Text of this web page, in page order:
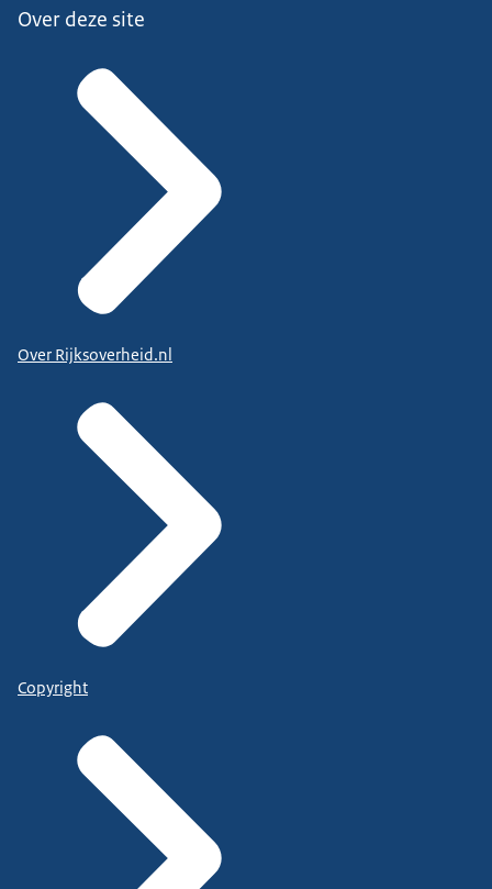
Over deze site
Over Rijksoverheid.nl
Copyright